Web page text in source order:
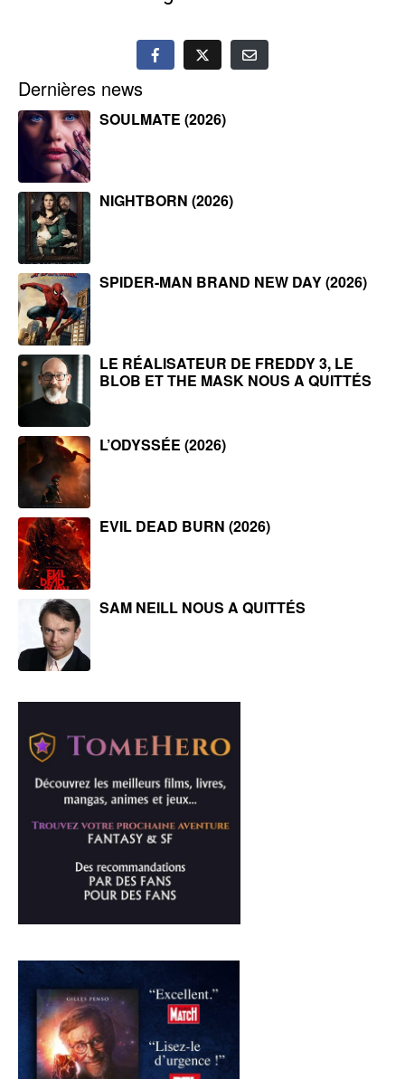
Dernières news
SOULMATE (2026)
NIGHTBORN (2026)
SPIDER-MAN BRAND NEW DAY (2026)
LE RÉALISATEUR DE FREDDY 3, LE
BLOB ET THE MASK NOUS A QUITTÉS
L’ODYSSÉE (2026)
EVIL DEAD BURN (2026)
SAM NEILL NOUS A QUITTÉS